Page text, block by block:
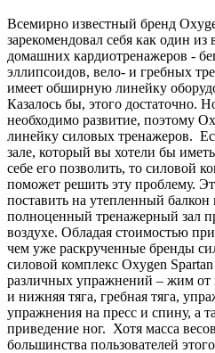
Всемирно известный бренд
зарекомендовал себя как один
домашних кардиотренажеров -
эллипсоидов, вело- и гребных
имеет обширную линейку
Казалось бы, этого достаточно.
необходимо развитие, поэтому
линейку силовых тренажеров.
зале, который вы хотели бы
себе его позволить, то силовой
поможет решить эту проблему.
поставить на утепленный балкон
полноценный тренажерный зал
воздухе. Обладая стоимостью
чем уже раскрученные бренды
силовой комплекс Oxygen
различных упражнений – жим от
и нижняя тяга, гребная тяга,
упражнения на пресс и спину, а
приведение ног. Хотя масса
большинства пользователей